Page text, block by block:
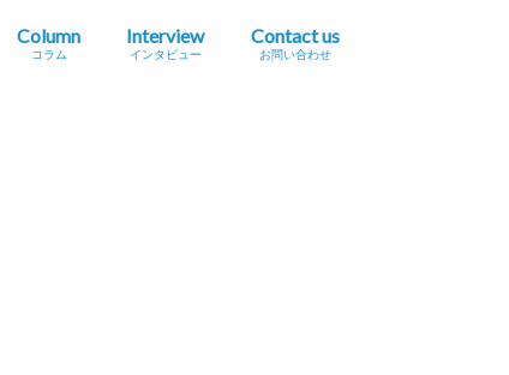
Column
コラム
Interview
インタビュー
Contact us
お問い合わせ